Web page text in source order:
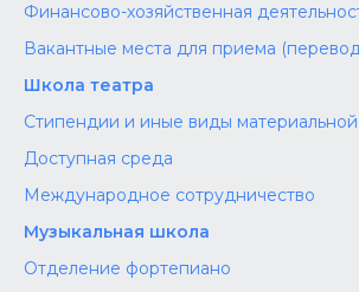
Финансово-хозяйственная
Вакантные места для приема
Школа театра
Стипендии и иные виды
Доступная среда
Международное сотрудничество
Музыкальная школа
Отделение фортепиано